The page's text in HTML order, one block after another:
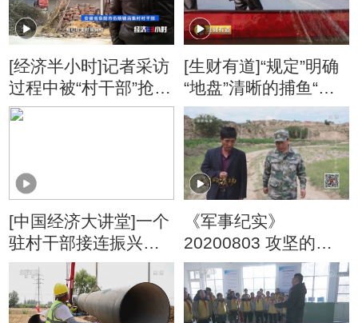
[经济半小时]记者采访
过程中被“村干部”抢夺
手机
[生财有道]“规定”明确
“地盘”清晰的捕鱼“大
赛”
[中国经济大讲堂]一个
驻村干部接连振兴四
个村
《军事纪实》
20200803 攻坚的战
场 吴湾村来了个军队
驻村干部